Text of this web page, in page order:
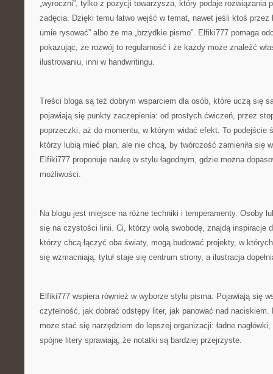
„wyroczni”, tylko z pozycji towarzysza, który podaje rozwiązania
zadęcia. Dzięki temu łatwo wejść w temat, nawet jeśli ktoś przez
umie rysować” albo że ma „brzydkie pismo”. Elfiki777 pomaga
pokazując, że rozwój to regularność i że każdy może znaleźć
ilustrowaniu, inni w handwritingu.
Treści bloga są też dobrym wsparciem dla osób, które uczą się
pojawiają się punkty zaczepienia: od prostych ćwiczeń, przez
poprzeczki, aż do momentu, w którym widać efekt. To podejście
którzy lubią mieć plan, ale nie chcą, by twórczość zamieniła się
Elfiki777 proponuje naukę w stylu łagodnym, gdzie można
możliwości.
Na blogu jest miejsce na różne techniki i temperamenty. Osoby
się na czystości linii. Ci, którzy wolą swobodę, znajdą inspiracje
którzy chcą łączyć oba światy, mogą budować projekty, w
się wzmacniają: tytuł staje się centrum strony, a ilustracja
Elfiki777 wspiera również w wyborze stylu pisma. Pojawiają się
czytelność, jak dobrać odstępy liter, jak panować nad naciskiem.
może stać się narzędziem do lepszej organizacji: ładne
spójne litery sprawiają, że notatki są bardziej przejrzyste.